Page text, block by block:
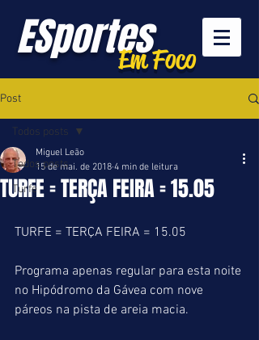
ESportesEm Foco
Post
Todos posts
Turfe
Todos posts
TURFE = TERÇA FEIRA = 15.05
Miguel Leão
15 de mai. de 2018 4 min de leitura
TURFE = TERÇA FEIRA = 15.05
Programa apenas regular para esta noite
no Hipódromo da Gávea com nove
páreos na pista de areia macia.